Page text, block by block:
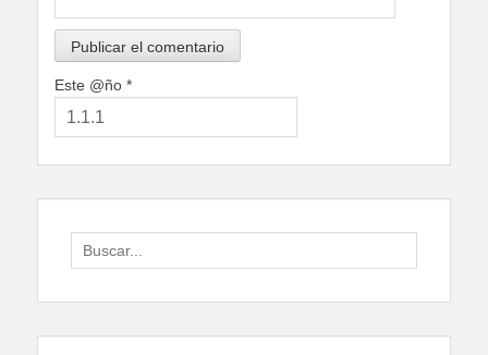
Este @ño *
Search
for: